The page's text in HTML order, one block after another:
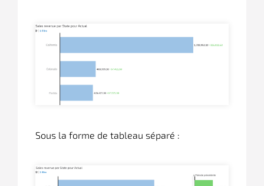
Sous la forme de tableau séparé :